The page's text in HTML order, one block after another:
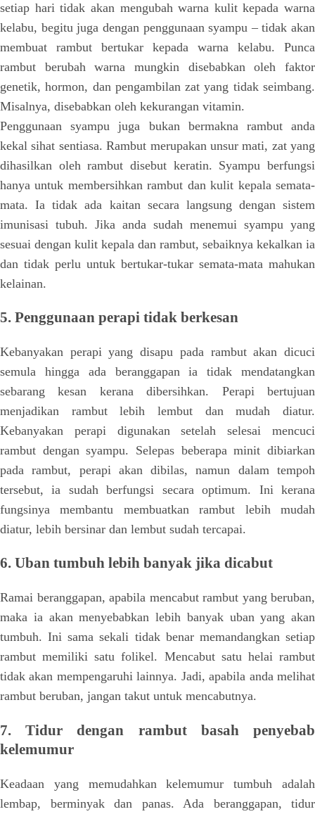
setiap hari tidak akan mengubah warna kulit kepada warna
kelabu, begitu juga dengan penggunaan syampu – tidak akan
membuat rambut bertukar kepada warna kelabu. Punca
rambut berubah warna mungkin disebabkan oleh faktor
genetik, hormon, dan pengambilan zat yang tidak seimbang.
Misalnya, disebabkan oleh kekurangan vitamin.
Penggunaan syampu juga bukan bermakna rambut anda
kekal sihat sentiasa. Rambut merupakan unsur mati, zat yang
dihasilkan oleh rambut disebut keratin. Syampu berfungsi
hanya untuk membersihkan rambut dan kulit kepala semata-
mata. Ia tidak ada kaitan secara langsung dengan sistem
imunisasi tubuh. Jika anda sudah menemui syampu yang
sesuai dengan kulit kepala dan rambut, sebaiknya kekalkan ia
dan tidak perlu untuk bertukar-tukar semata-mata mahukan
kelainan.
5. Penggunaan perapi tidak berkesan
Kebanyakan perapi yang disapu pada rambut akan dicuci
semula hingga ada beranggapan ia tidak mendatangkan
sebarang kesan kerana dibersihkan. Perapi bertujuan
menjadikan rambut lebih lembut dan mudah diatur.
Kebanyakan perapi digunakan setelah selesai mencuci
rambut dengan syampu. Selepas beberapa minit dibiarkan
pada rambut, perapi akan dibilas, namun dalam tempoh
tersebut, ia sudah berfungsi secara optimum. Ini kerana
fungsinya membantu membuatkan rambut lebih mudah
diatur, lebih bersinar dan lembut sudah tercapai.
6. Uban tumbuh lebih banyak jika dicabut
Ramai beranggapan, apabila mencabut rambut yang beruban,
maka ia akan menyebabkan lebih banyak uban yang akan
tumbuh. Ini sama sekali tidak benar memandangkan setiap
rambut memiliki satu folikel. Mencabut satu helai rambut
tidak akan mempengaruhi lainnya. Jadi, apabila anda melihat
rambut beruban, jangan takut untuk mencabutnya.
7. Tidur dengan rambut basah penyebab
kelemumur
Keadaan yang memudahkan kelemumur tumbuh adalah
lembap, berminyak dan panas. Ada beranggapan, tidur